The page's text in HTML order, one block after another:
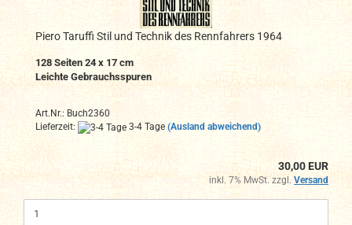
Piero Taruffi Stil und Technik des Rennfahrers 1964
128 Seiten 24 x 17 cm
Leichte Gebrauchsspuren
Art.Nr.: Buch2360
Lieferzeit:
3-4 Tage (Ausland abweichend)
30,00 EUR
inkl. 7% MwSt. zzgl. Versand